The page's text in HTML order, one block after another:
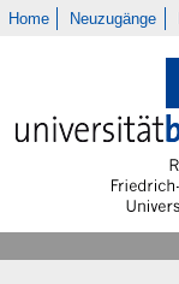
Home Neuzugänge